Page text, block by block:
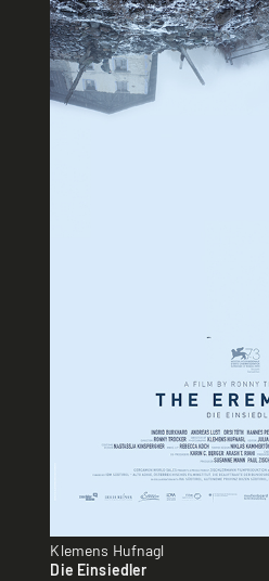
Klemens Hufnagl
Die Einsiedler